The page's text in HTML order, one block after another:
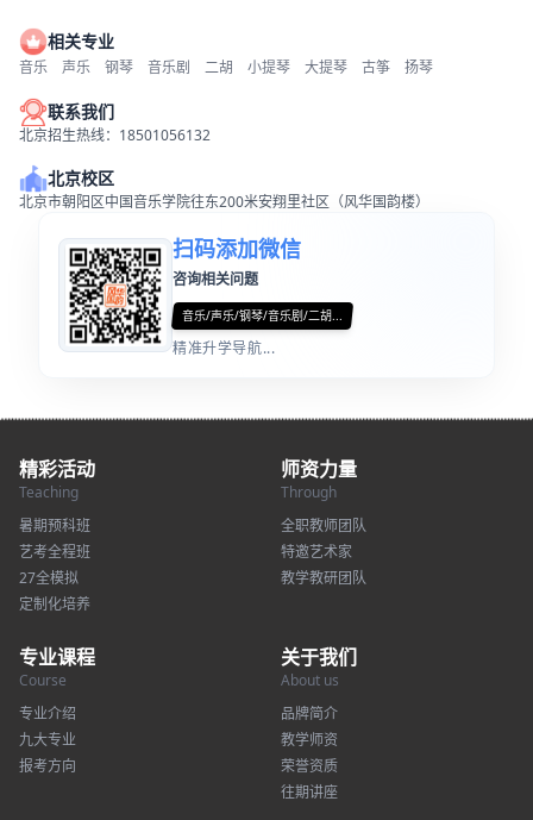
相关专业
音乐 声乐 钢琴 音乐剧 二胡 小提琴 大提琴 古筝 扬琴
联系我们
北京招生热线：18501056132
北京校区
北京市朝阳区中国音乐学院往东200米安翔里社区（风华国韵楼）
扫码添加微信
咨询相关问题
音乐/声乐/钢琴/音乐剧/二胡...
精准升学导航...
精彩活动
Teaching
暑期预科班
艺考全程班
27全模拟
定制化培养
师资力量
Through
全职教师团队
特邀艺术家
教学教研团队
专业课程
Course
专业介绍
九大专业
报考方向
关于我们
About us
品牌简介
教学师资
荣誉资质
往期讲座